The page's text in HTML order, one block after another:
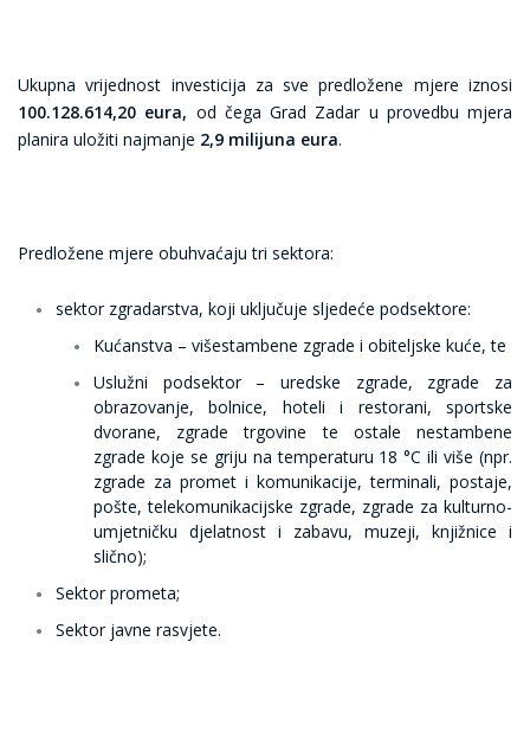
Ukupna vrijednost investicija za sve predložene mjere iznosi
100.128.614,20 eura, od čega Grad Zadar u provedbu mjera
planira uložiti najmanje 2,9 milijuna eura.
Predložene mjere obuhvaćaju tri sektora:
sektor zgradarstva, koji uključuje sljedeće podsektore:
Kućanstva – višestambene zgrade i obiteljske kuće, te
Uslužni podsektor – uredske zgrade, zgrade za
obrazovanje, bolnice, hoteli i restorani, sportske
dvorane, zgrade trgovine te ostale nestambene
zgrade koje se griju na temperaturu 18 °C ili više (npr.
zgrade za promet i komunikacije, terminali, postaje,
pošte, telekomunikacijske zgrade, zgrade za kulturno-
umjetničku djelatnost i zabavu, muzeji, knjižnice i
slično);
Sektor prometa;
Sektor javne rasvjete.